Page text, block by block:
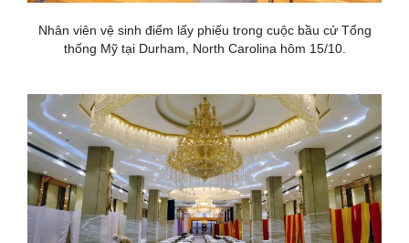
Nhân viên vệ sinh điểm lấy phiếu trong cuộc bầu cử Tổng
thống Mỹ tại Durham, North Carolina hôm 15/10.